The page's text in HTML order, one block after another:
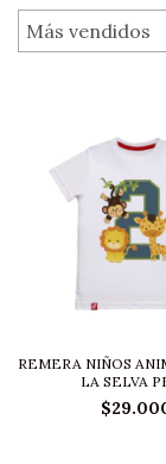
REMERA NIÑOS
LA SELVA